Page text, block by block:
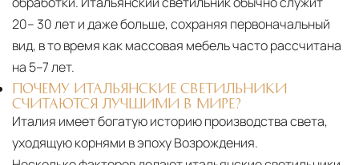
реального времени через систему GPS-
мониторинга. Наша команда логистических
специалистов с опытом работы в
международной доставке обеспечивает
полную сохранность груза, соблюдение
температурного режима и защиту от
механических повреждений на всех этапах
20– 30 лет и даже больше, сохраняя первоначальный
вид, в то время как массовая мебель часто рассчитана
на 5–7 лет.
ПОЧЕМУ ИТАЛЬЯНСКИЕ СВЕТИЛЬНИКИ
СЧИТАЮТСЯ ЛУЧШИМИ В МИРЕ?
Италия имеет богатую историю производства света,
уходящую корнями в эпоху Возрождения.